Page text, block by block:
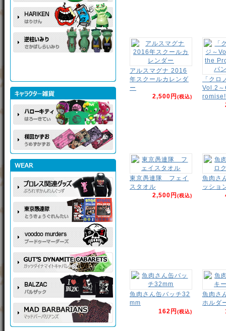
アルスマグナ 2016
年スクールカレンダ
ー
2,500円(税込)
「クロ
Vol.2
東京愚連隊 フェイ
スタオル
2,500円(税込)
魚肉さ
ッショ
魚肉さん缶バッチ32
mm
162円(税込)
魚肉さ
ホルダ